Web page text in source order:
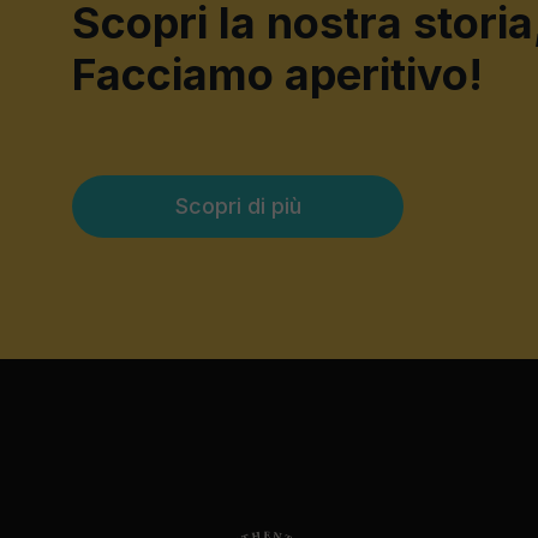
Scopri la nostra
Facciamo aperitivo!
Scopri di più